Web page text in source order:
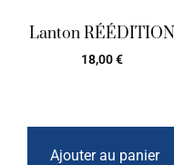
Lanton RÉÉDITION
18,00€
Ajouter au panier